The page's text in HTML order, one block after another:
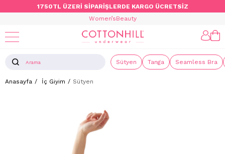
1750TL ÜZERİ SİPARİŞLERDE KARGO ÜCRETSİZ
Women’sBeauty
Sütyen Tanga Seamless Bra
Anasayfa İç Giyim Sütyen